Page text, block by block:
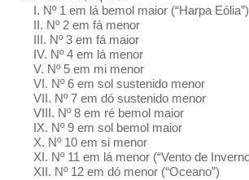
I. Nº 1 em lá bemol maior (“Harpa Eólia”)
II. Nº 2 em fá menor
III. Nº 3 em fá maior
IV. Nº 4 em lá menor
V. Nº 5 em mi menor
VI. Nº 6 em sol sustenido menor
VII. Nº 7 em dó sustenido menor
VIII. Nº 8 em ré bemol maior
IX. Nº 9 em sol bemol maior
X. Nº 10 em si menor
XI. Nº 11 em lá menor (“Vento de
XII. Nº 12 em dó menor (“Oceano”)